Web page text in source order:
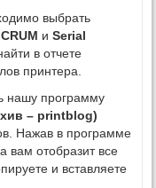
выбрать
CRUM и Serial
в отчете
принтера.
нашу программу
– printblog)
Нажав в программе
вам отобразит все
и вставляете